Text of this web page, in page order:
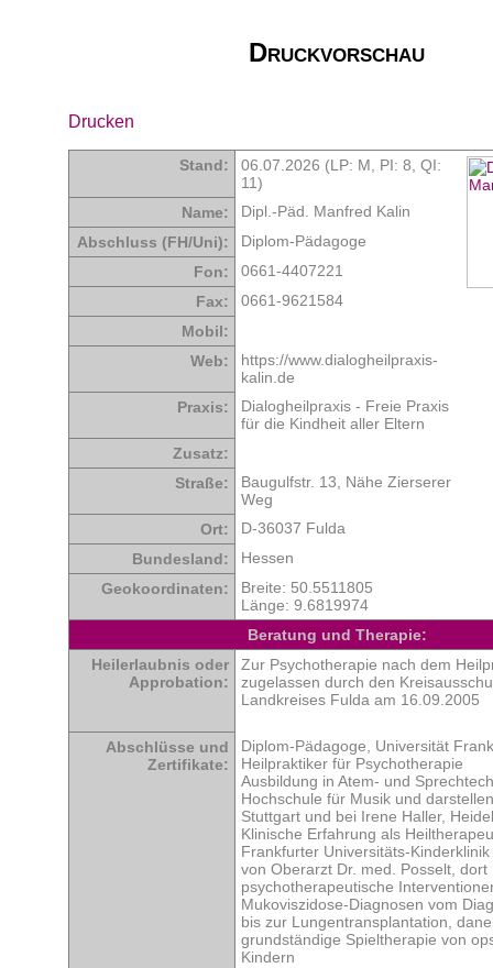
Druckvorschau
Drucken
Stand: 06.07.2026 (LP: M, PI: 8 QI:
11)
Name:
Dipl.-Päd. Manfred Kalin
Abschluss (FH/Uni):
Diplom-Pädagoge
Fon:
0661-4407221
Fax:
0661-9621584
Mobil:
Web:
https://www.dialogheilpraxis-
kalin.de
Praxis:
Dialogheilpraxis - Freie Praxis
für die Kindheit aller Eltern
Zusatz:
Straße:
Baugulfstr. 13, Nähe Zierserer
Weg
Ort:
D-36037 Fulda
Bundesland:
Hessen
Geokoordinaten:
Breite: 50.5511805
Länge: 9.6819974
Beratung und Therapie:
Heilerlaubnis oder
Approbation:
Zur Psychotherapie nach dem
zugelassen durch den
Landkreises Fulda am 16.09.2005
Abschlüsse und
Zertifikate:
Diplom-Pädagoge, Universität
Heilpraktiker für Psychotherapie
Ausbildung in Atem- und
Hochschule für Musik und
Stuttgart und bei Irene Haller,
Klinische Erfahrung als
Frankfurter Universitäts-
von Oberarzt Dr. med. Posselt, dort
psychotherapeutische
Mukoviszidose-Diagnosen vom
bis zur Lungentransplantation,
grundständige Spieltherapie von
Kindern